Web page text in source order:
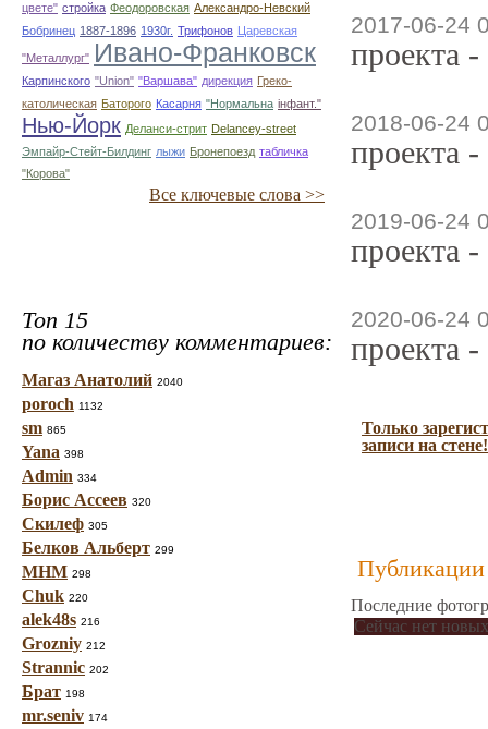
цвете" стройка Феодоровская Александро-Невский
Бобринец 1887-1896 1930г. Трифонов Царевская
"Металлург" Ивано-Франковск
Карпинского "Union" "Варшава" дирекция Греко-
католическая Баторого Касарня "Нормальна інфант."
Нью-Йорк Деланси-стрит Delancey-street
Эмпайр-Стейт-Билдинг лыжи Бронепоезд табличка
"Корова"
Все ключевые слова >>
Топ 15
по количеству комментариев:
Магаз Анатолий 2040
poroch 1132
sm 865
Yana 398
Admin 334
Борис Ассеев 320
Скилеф 305
Белков Альберт 299
МНМ 298
Chuk 220
alek48s 216
Grozniy 212
Strannic 202
Брат 198
mr.seniv 174
2017-06-24
проекта
2018-06-24
проекта
2019-06-24
проекта
2020-06-24
проекта
Только
записи на стене!
Публикации
Последние
Сейчас нет